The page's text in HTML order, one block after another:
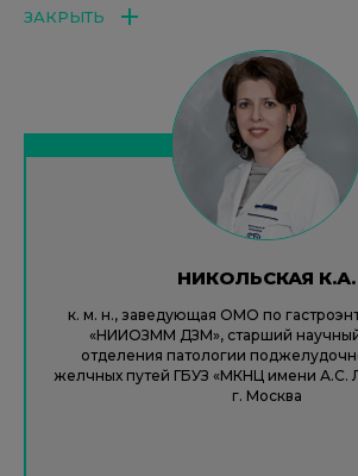
ЗАКРЫТЬ
НИКОЛЬСКАЯ К.А.
к. м. н., заведующая ОМО по
«НИИОЗММ ДЗМ», старший
отделения патологии
желчных путей ГБУЗ «МКНЦ имени А.С.
г. Москва